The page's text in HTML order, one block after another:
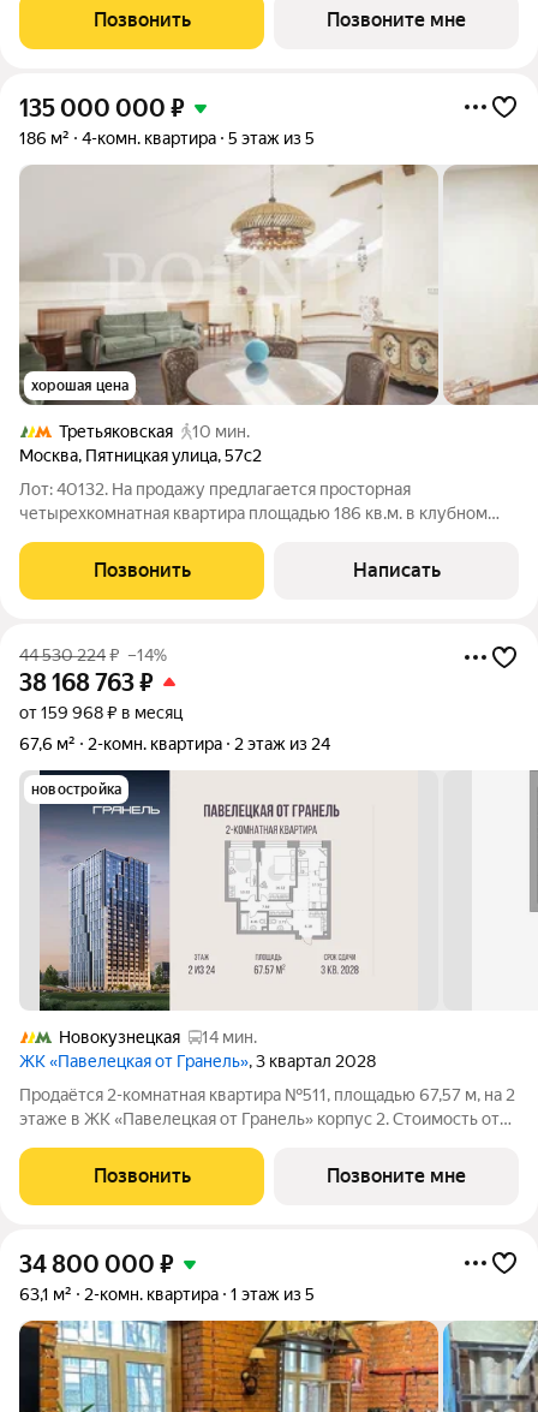
окна во двор. «Павелецкая от Гранель» проект бизнес-класса в
историческом
Позвонить Позвоните мне
135 000 000 ₽
186 м² 4-комн. квартира 5 этаж из 5
хорошая цена
Третьяковская
10 мин.
Москва, Пятницкая улица,57с2
Лот: 40132. На продажу предлагается просторная
четырехкомнатная квартира площадью 186 кв.м. в клубном
две спальни, одна из которых со своим санузлом, кабинет,
гардеробная, совмещенный санузел,
Позвонить Написать
44 530 224₽ –14%
38 168 763₽
от 159 968 ₽ в месяц
67,6 м²
2-комн. квартира 2 этаж из 24
новостройка
Новокузнецкая
14 мин.
ЖК «Павелецкая от Гранель», 3 квартал 2028
Продаётся 2-комнатная квартира №511, площадью 67,57 м, на 2
этаже в ЖК «Павелецкая от Гранель» корпус 2. Стоимость от
односторонняя, окна во двор. «Павелецкая от Гранель» проект
бизнес-класса в
Позвонить Позвоните мне
34 800 000 ₽
63,1 м² 2-комн. квартира 1 этаж из 5